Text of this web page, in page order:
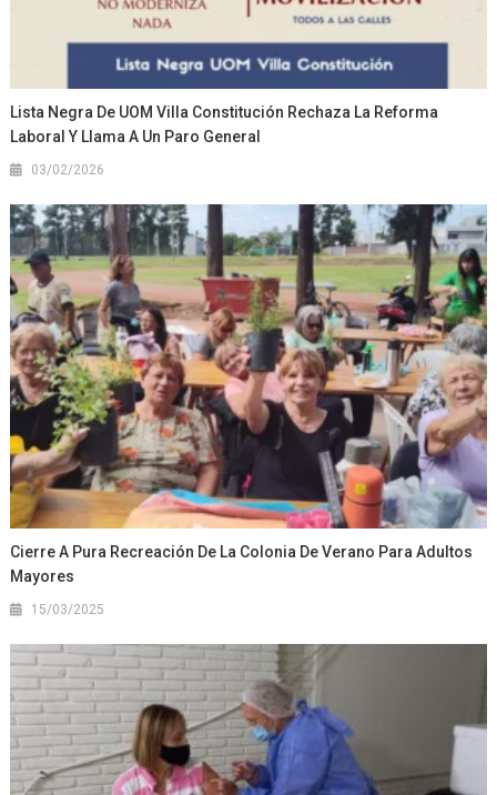
Lista Negra De UOM Villa Constitución Rechaza La Reforma
Laboral Y Llama A Un Paro General
03/02/2026
Cierre A Pura Recreación De La Colonia De Verano Para Adultos
Mayores
15/03/2025